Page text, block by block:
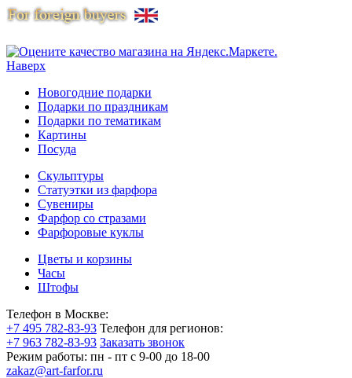
Наверх
Новогодние подарки
Подарки по праздникам
Подарки по тематикам
Картины
Посуда
Скульптуры
Статуэтки из фарфора
Сувениры
Фарфор со стразами
Фарфоровые куклы
Цветы и корзины
Часы
Штофы
Телефон в Москве:
+7 495 782-83-93 Телефон для регионов:
+7 963 782-83-93 Заказать звонок
Режим работы: пн - пт c 9-00 до 18-00
zakaz@art-farfor.ru